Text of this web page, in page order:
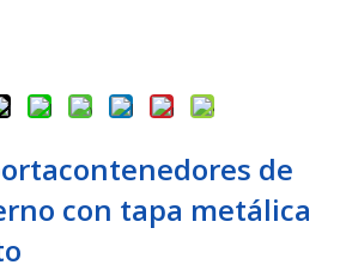
de
con tapa metálica